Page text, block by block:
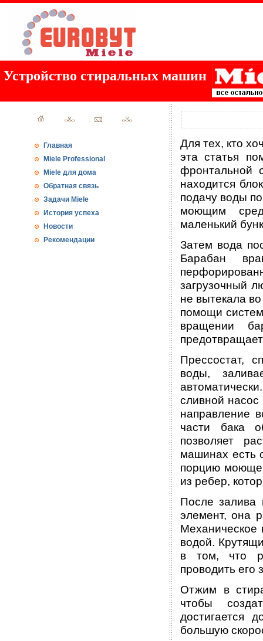
Устройство стиральных машин
Главная
Miele Professional
Miele для дома
Обратная связь
Задачи Miele
История успеха
Новости
Рекомендации
Для тех, кто
эта статья
фронтальной
находится
подачу воды
моющим
маленький
Затем вода
Барабан
загрузочный
не вытекала
помощи
вращении
Прессостат,
воды,
сливной
направление
части бака
позволяет
машинах есть
порцию
из ребер,
После залива
элемент, она
Механическое
водой.
в том, что
проводить его
Отжим в
чтобы
достигается
большую